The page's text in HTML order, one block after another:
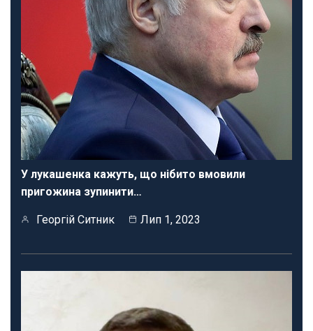
У лукашенка кажуть, що нібито вмовили
пригожина зупинити…
Георгій Ситник Лип 1, 2023